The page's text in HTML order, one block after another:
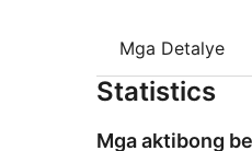
Mga Detalye
Statistics
Mga aktibong